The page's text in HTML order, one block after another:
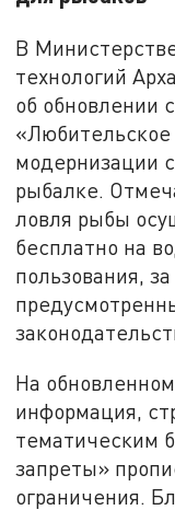
В
технологий
об обновлении
модернизации
рыбалке.
ловля рыбы
бесплатно на
пользования,
На
информация,
тематическим
запреты»
ограничения.